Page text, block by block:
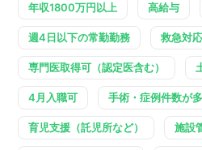
年収1800万円以上 高給与
週4日以下の常勤勤務 救急対
専門医取得可（認定医含む）
4月入職可 手術・症例件数が
育児支援（託児所など） 施設